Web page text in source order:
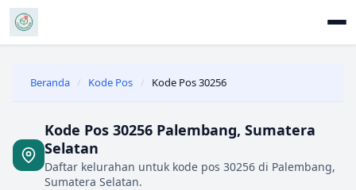
Beranda / Kode Pos / Kode Pos 30256
Kode Pos 30256 Palembang, Sumatera
Selatan
Daftar kelurahan untuk kode pos 30256 di Palembang,
Sumatera Selatan.